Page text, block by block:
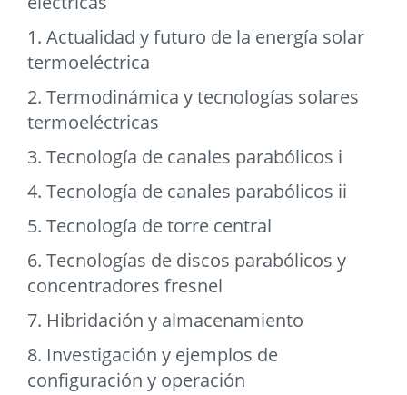
1. Actualidad y futuro de la energía solar
termoeléctrica
2. Termodinámica y tecnologías solares
termoeléctricas
3. Tecnología de canales parabólicos i
4. Tecnología de canales parabólicos ii
5. Tecnología de torre central
6. Tecnologías de discos parabólicos y
concentradores fresnel
7. Hibridación y almacenamiento
8. Investigación y ejemplos de
configuración y operación